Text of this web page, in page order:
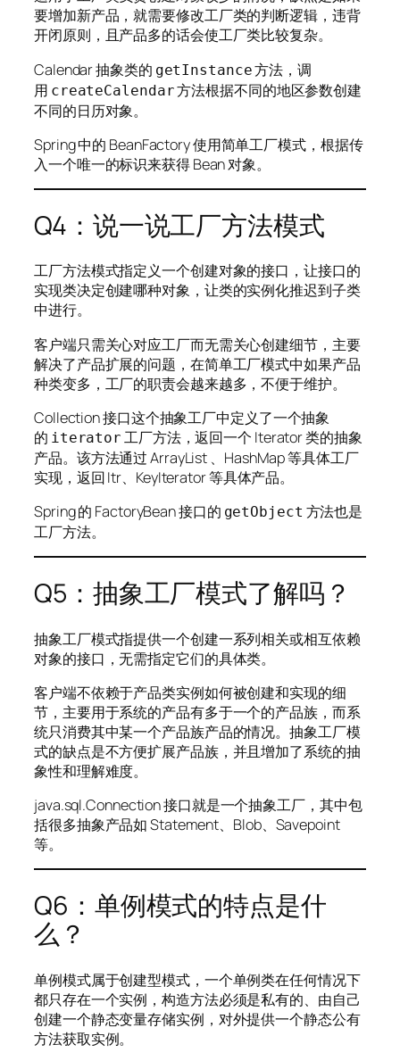
要增加新产品，就需要修改工厂类的判断逻辑，违背
开闭原则，且产品多的话会使工厂类比较复杂。
Calendar 抽象类的 getInstance方法，调
用 createCalendar方法根据不同的地区参数创建
不同的日历对象。
Spring 中的 BeanFactory 使用简单工厂模式，根据传
入一个唯一的标识来获得 Bean 对象。
Q4：说一说工厂方法模式
工厂方法模式指定义一个创建对象的接口，让接口的
实现类决定创建哪种对象，让类的实例化推迟到子类
中进行。
客户端只需关心对应工厂而无需关心创建细节，主要
解决了产品扩展的问题，在简单工厂模式中如果产品
种类变多，工厂的职责会越来越多，不便于维护。
Collection 接口这个抽象工厂中定义了一个抽象
的 iterator 工厂方法，返回一个 Iterator 类的抽象
产品。该方法通过 ArrayList 、HashMap 等具体工厂
实现，返回 Itr、KeyIterator 等具体产品。
Spring 的 FactoryBean 接口的 getObject 方法也是
工厂方法。
Q5：抽象工厂模式了解吗？
抽象工厂模式指提供一个创建一系列相关或相互依赖
对象的接口，无需指定它们的具体类。
客户端不依赖于产品类实例如何被创建和实现的细
节，主要用于系统的产品有多于一个的产品族，而系
统只消费其中某一个产品族产品的情况。抽象工厂模
式的缺点是不方便扩展产品族，并且增加了系统的抽
象性和理解难度。
java.sql.Connection 接口就是一个抽象工厂，其中包
括很多抽象产品如 Statement、Blob、Savepoint
等。
Q6：单例模式的特点是什
么？
单例模式属于创建型模式，一个单例类在任何情况下
都只存在一个实例，构造方法必须是私有的、由自己
创建一个静态变量存储实例，对外提供一个静态公有
方法获取实例。